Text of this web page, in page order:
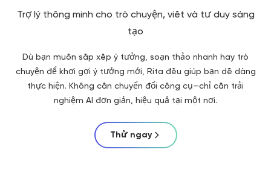
Trợ lý thông minh cho trò chuyện, viết và tư duy sáng
tạo
Dù bạn muốn sắp xếp ý tưởng, soạn thảo nhanh hay trò
chuyện để khơi gợi ý tưởng mới, Rita đều giúp bạn dễ dàng
thực hiện. Không cần chuyển đổi công cụ—chỉ cần trải
nghiệm AI đơn giản, hiệu quả tại một nơi.
Thử ngay